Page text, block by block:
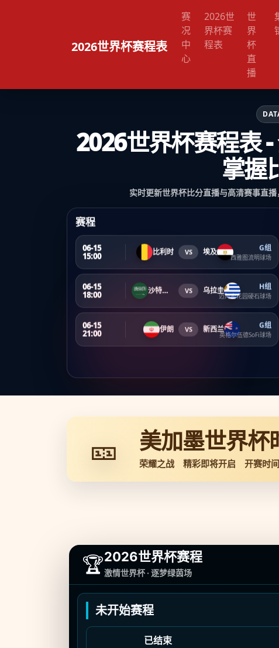
2026世界杯赛程表
赛
况
中
心
2026世
界杯赛
程表
世
界
杯
直
播
2026世界杯赛程表
掌握
实时更新世界杯比分直播与高清赛事直
赛程
06-15
15:00 比利时 VS 埃及 G组
西雅图流明球场
06-15
18:00 VS 乌拉圭 H组
迈阿密花园硬石球场
06-15
21:00 伊朗 VS 新西兰 G组
英格尔伍德SoFi球场
🎫 美加墨世界杯
荣耀之战 精彩即将开启 开赛时
🏆2026世界杯赛程
激情世界杯 · 逐梦绿茵场
未开始赛程
已结束